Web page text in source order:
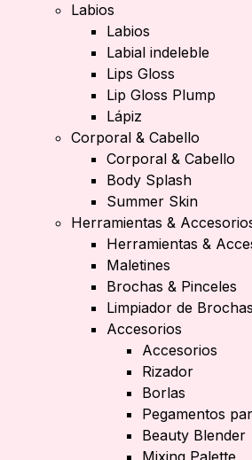
Labios
Labios
Labial indeleble
Lips Gloss
Lip Gloss Plump
Lápiz
Corporal & Cabello
Corporal & Cabello
Body Splash
Summer Skin
Herramientas &
Herramientas &
Maletines
Brochas & Pinceles
Limpiador de Brochas
Accesorios
Accesorios
Rizador
Borlas
Pegamentos
Beauty Blender
Mixing Palette